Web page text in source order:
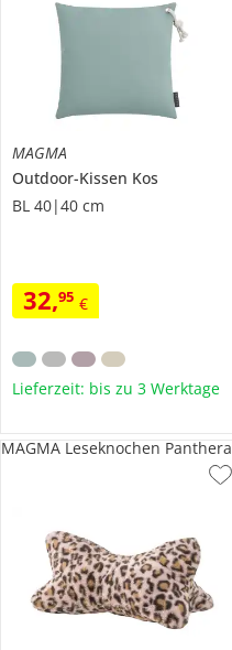
MAGMA
Outdoor-Kissen Kos
BL 40|40 cm
32,95 €
Lieferzeit: bis zu 3 Werktage
MAGMA Leseknochen Panthera